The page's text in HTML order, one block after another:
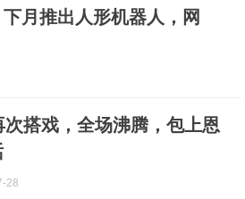
月推出人形机器人，网
搭戏，全场沸腾，包上恩
28